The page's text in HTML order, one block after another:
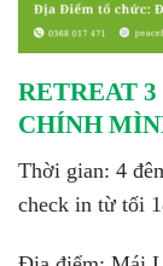
RETREAT
CHÍNH
Thời gian: 4
check in từ tối